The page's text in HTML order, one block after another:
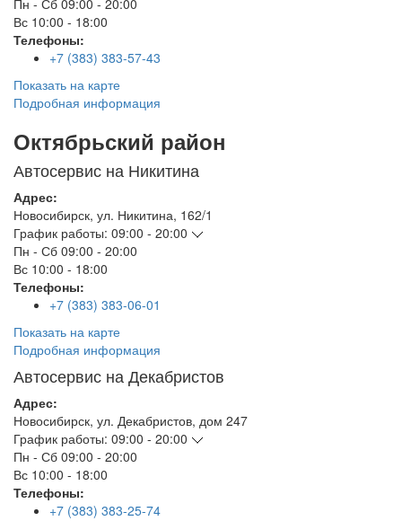
Пн - Сб 09:00 - 20:00
Вс 10:00 - 18:00
Телефоны:
+7 (383) 383-57-43
Показать на карте
Подробная информация
Октябрьский район
Автосервис на Никитина
Адрес:
Новосибирск, ул. Никитина, 162/1
График работы: 09:00 - 20:00
Пн - Сб 09:00 - 20:00
Вс 10:00 - 18:00
Телефоны:
+7 (383) 383-06-01
Показать на карте
Подробная информация
Автосервис на Декабристов
Адрес:
Новосибирск, ул. Декабристов, дом 247
График работы: 09:00 - 20:00
Пн - Сб 09:00 - 20:00
Вс 10:00 - 18:00
Телефоны:
+7 (383) 383-25-74